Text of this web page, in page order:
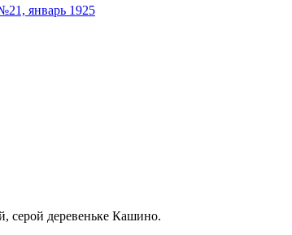
январь 1925
серой деревеньке Кашино.